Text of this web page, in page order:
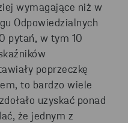
wymagające niż w
Odpowiedzialnych
pytań, w tym 10
poprzeczkę
to bardzo wiele
uzyskać ponad
że jednym z